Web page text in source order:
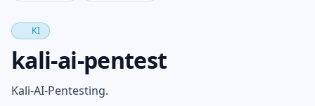
Roadmap
KI
kali-ai-pentest
Kali-AI-Pentesting.